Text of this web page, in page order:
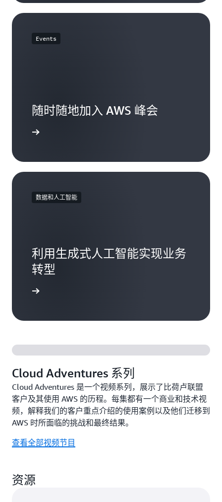
Events
随时随地加入 AWS 峰会
数据和人工智能
利用生成式人工智能实现业务
转型
Cloud Adventures 系列
Cloud Adventures 是一个视频系列，展示了比荷卢联盟
客户及其使用 AWS 的历程。每集都有一个商业和技术视
频，解释我们的客户重点介绍的使用案例以及他们迁移到
AWS 时所面临的挑战和最终结果。
查看全部视频节目
资源